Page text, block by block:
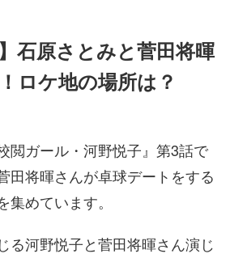
石原さとみと菅田将暉
ロケ地の場所は？
閲ガール・河野悦子』第3話で
田将暉さんが卓球デートをする
めています。
る河野悦子と菅田将暉さん演じ